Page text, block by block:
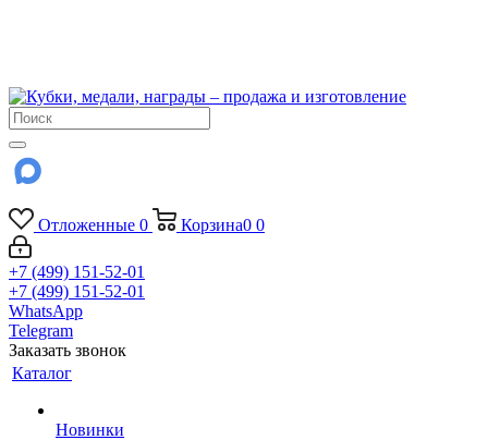
Отложенные 0 Корзина0 0
+7 (499) 151-52-01
+7 (499) 151-52-01
WhatsApp
Telegram
Заказать звонок
Каталог
Новинки